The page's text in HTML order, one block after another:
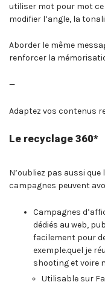
utiliser mot pour mot ce
modifier l’angle, la
Aborder le même
renforcer la
—
Adaptez vos contenus
Le recyclage 360*
N’oubliez pas aussi
campagnes peuvent
Campagnes
dédiés au web,
facilement pour
exemple.quel je
shooting et voire
Utilisable sur